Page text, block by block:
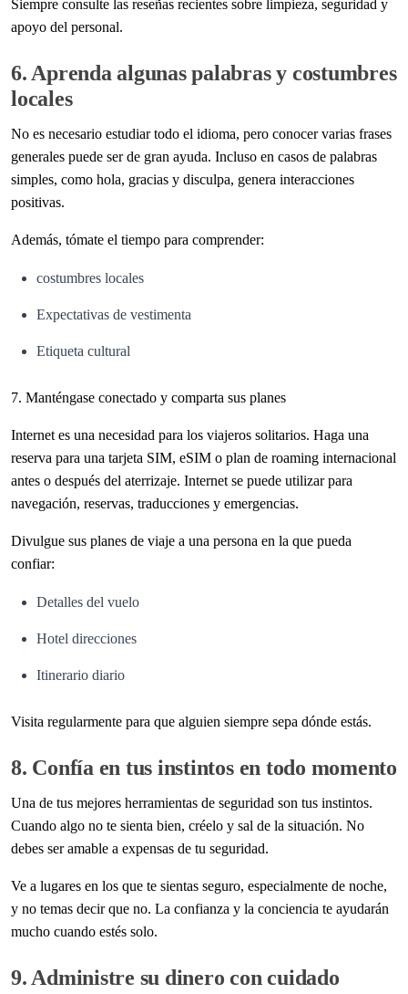
Siempre consulte las reseñas recientes sobre limpieza, seguridad y
apoyo del personal.
6. Aprenda algunas palabras y costumbres
locales
No es necesario estudiar todo el idioma, pero conocer varias frases
generales puede ser de gran ayuda. Incluso en casos de palabras
simples, como hola, gracias y disculpa, genera interacciones
positivas.
Además, tómate el tiempo para comprender:
costumbres locales
Expectativas de vestimenta
Etiqueta cultural
7. Manténgase conectado y comparta sus planes
Internet es una necesidad para los viajeros solitarios. Haga una
reserva para una tarjeta SIM, eSIM o plan de roaming internacional
antes o después del aterrizaje. Internet se puede utilizar para
navegación, reservas, traducciones y emergencias.
Divulgue sus planes de viaje a una persona en la que pueda
confiar:
Detalles del vuelo
Hotel direcciones
Itinerario diario
Visita regularmente para que alguien siempre sepa dónde estás.
8. Confía en tus instintos en todo momento
Una de tus mejores herramientas de seguridad son tus instintos.
Cuando algo no te sienta bien, créelo y sal de la situación. No
debes ser amable a expensas de tu seguridad.
Ve a lugares en los que te sientas seguro, especialmente de noche,
y no temas decir que no. La confianza y la conciencia te ayudarán
mucho cuando estés solo.
9. Administre su dinero con cuidado